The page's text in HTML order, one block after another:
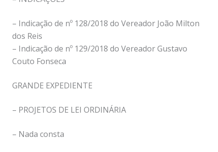
– Indicação de nº 128/2018 do Vereador João Milton
dos Reis
– Indicação de nº 129/2018 do Vereador Gustavo
Couto Fonseca
GRANDE EXPEDIENTE
– PROJETOS DE LEI ORDINÁRIA
– Nada consta